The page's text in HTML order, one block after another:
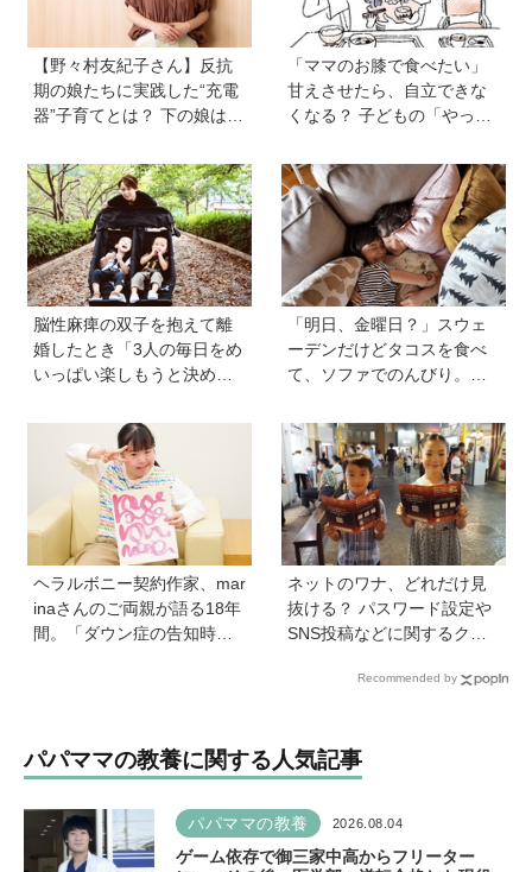
【野々村友紀子さん】反抗
期の娘たちに実践した“充電
器”子育てとは？ 下の娘は小
入りまーす」と宣言！
「ママのお膝で食べたい」
甘えさせたら、自立できな
くなる？ 子どもの「やっ
な姿勢《モンテッソーリ教
師の子育てエッセイ》vol.7
脳性麻痺の双子を抱えて離
婚したとき「3人の毎日をめ
いっぱい楽しもうと決め
訊く子どもの人生の輝かせ
「明日、金曜日？」スウェ
ーデンだけどタコスを食べ
て、ソファでのんびり。小
【北欧パパと日本で子育てv
ol.23】
ヘラルボニー契約作家、mar
inaさんのご両親が語る18年
間。「ダウン症の告知時は
ネットのワナ、どれだけ見
抜ける？ パスワード設定や
SNS投稿などに関するクイ
力」を鍛えよう【キッザニ
Recommended by
パパママの教養に関する人気記事
パパママの教養 2026.08.04
ゲーム依存で御三家中高からフリーター